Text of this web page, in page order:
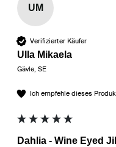
UM
Verifizierter Käufer
Ulla Mikaela
Gävle, SE
Ich empfehle dieses
Dahlia - Wine Eyed Jill